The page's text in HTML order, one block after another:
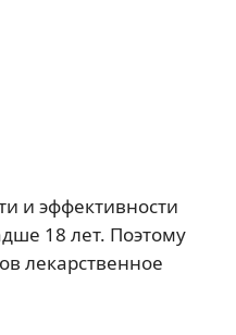
и эффективности
18 лет. Поэтому
лекарственное